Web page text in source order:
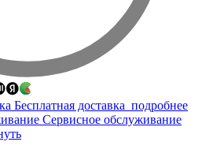
Бесплатная доставка подробнее
Сервисное обслуживание